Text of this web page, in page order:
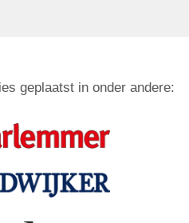
geplaatst in onder andere: